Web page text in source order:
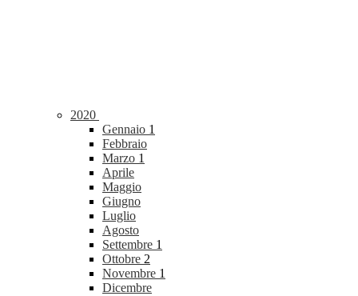
2020
Gennaio 1
Febbraio
Marzo 1
Aprile
Maggio
Giugno
Luglio
Agosto
Settembre 1
Ottobre 2
Novembre 1
Dicembre